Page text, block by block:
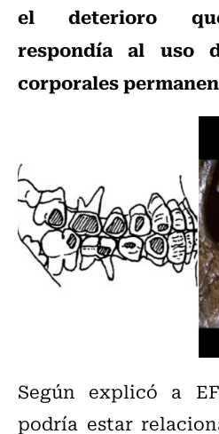
el deterioro
respondía al uso
corporales
Según explicó a
podría estar